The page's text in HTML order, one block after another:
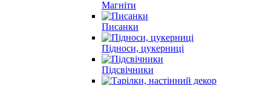
Магніти
Писанки
Підноси, цукерниці
Підсвічники